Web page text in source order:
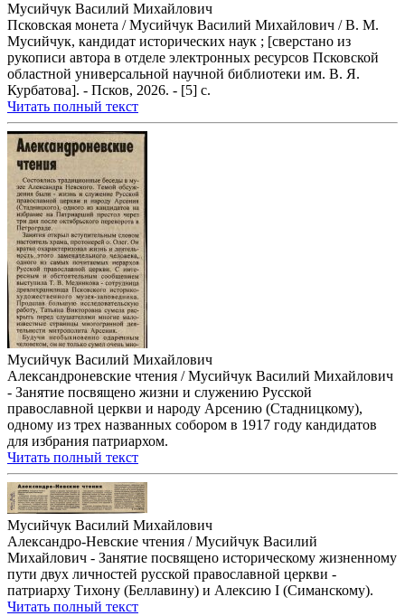
Мусийчук Василий Михайлович
Псковская монета / Мусийчук Василий Михайлович / В. М.
Мусийчук, кандидат исторических наук ; [сверстано из
рукописи автора в отделе электронных ресурсов Псковской
областной универсальной научной библиотеки им. В. Я.
Курбатова]. - Псков, 2026. - [5] с.
Читать полный текст
Мусийчук Василий Михайлович
Александроневские чтения / Мусийчук Василий Михайлович
- Занятие посвящено жизни и служению Русской
православной церкви и народу Арсению (Стадницкому),
одному из трех названных собором в 1917 году кандидатов
для избрания патриархом.
Читать полный текст
Мусийчук Василий Михайлович
Александро-Невские чтения / Мусийчук Василий
Михайлович - Занятие посвящено историческому жизненному
пути двух личностей русской православной церкви -
патриарху Тихону (Беллавину) и Алексию I (Симанскому).
Читать полный текст